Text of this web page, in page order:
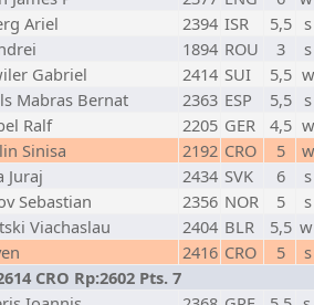
Ariel 2394 ISR 5,5
1894 ROU 3
Gabriel 2414 SUI 5,5
Mabras Bernat 2363 ESP 5,5
Ralf 2205 GER 4,5
Sinisa 2192 CRO 5
Juraj 2434 SVK 6
Sebastian 2356 NOR 5
Viachaslau 2404 BLR 5,5
2416 CRO 5
CRO Rp:2602 Pts. 7